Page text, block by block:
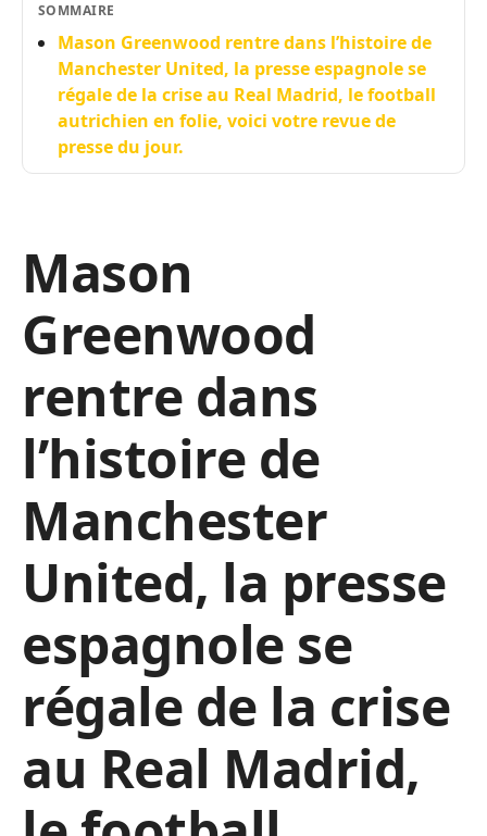
SOMMAIRE
Mason Greenwood rentre dans l’histoire de
Manchester United, la presse espagnole se
régale de la crise au Real Madrid, le football
autrichien en folie, voici votre revue de
presse du jour.
Mason
Greenwood
rentre dans
l’histoire de
Manchester
United, la presse
espagnole se
régale de la crise
au Real Madrid,